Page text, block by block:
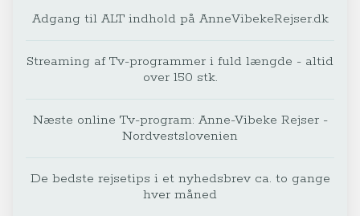
Adgang til ALT indhold på AnneVibekeRejser.dk
Streaming af Tv-programmer i fuld længde - altid
over 150 stk.
Næste online Tv-program: Anne-Vibeke Rejser -
Nordvestslovenien
De bedste rejsetips i et nyhedsbrev ca. to gange
hver måned